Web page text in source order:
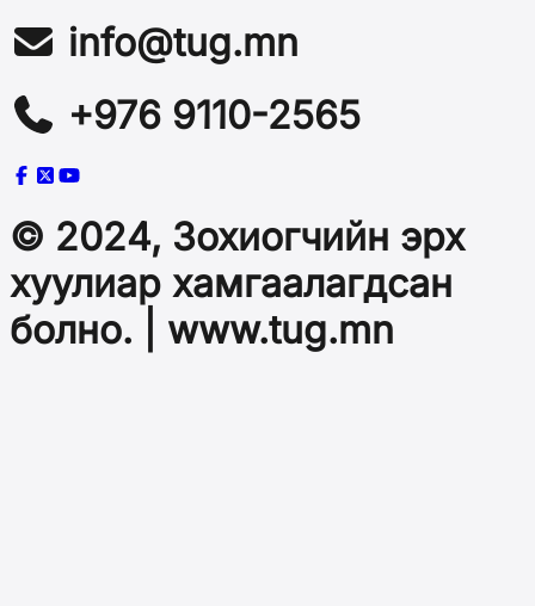
info@tug.mn
+976 9110-2565
© 2024, Зохиогчийн эрх
хуулиар хамгаалагдсан
болно. | www.tug.mn